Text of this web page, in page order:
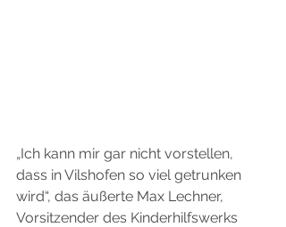
„Ich kann mir gar nicht vorstellen,
dass in Vilshofen so viel getrunken
wird“, das äußerte Max Lechner,
Vorsitzender des Kinderhilfswerks